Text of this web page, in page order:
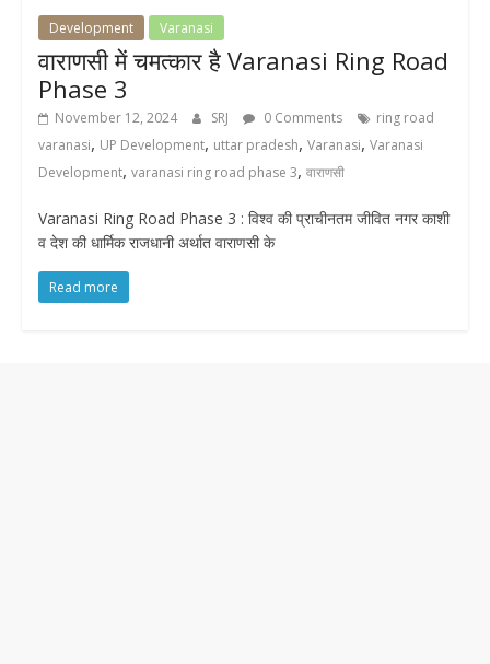
Development Varanasi
वाराणसी में चमत्कार है Varanasi Ring Road
Phase 3
November 12, 2024 SRJ 0 Comments
ring road
varanasi, UP Development, uttar pradesh, Varanasi, Varanasi
Development, varanasi ring road phase 3, वाराणसी
Varanasi Ring Road Phase 3 : विश्व की प्राचीनतम जीवित नगर काशी
व देश की धार्मिक राजधानी अर्थात वाराणसी के
Read more